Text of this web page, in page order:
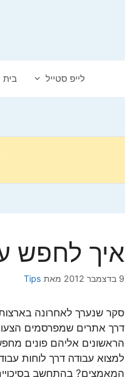
לייפ סטייל בית
איך לחפש
9 בדצמבר 2012 מאת Tips
דרך אתרים שמפרסמים
למצוא עבודה דרך לוחות
המאמצים? בהתחשב